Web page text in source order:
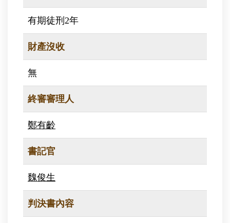
有期徒刑2年
財產沒收
無
終審審理人
鄭有齡
書記官
魏俊生
判決書內容